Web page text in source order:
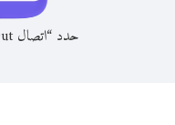
حدد “اتصال Viber Out” من عنوان المحادثة